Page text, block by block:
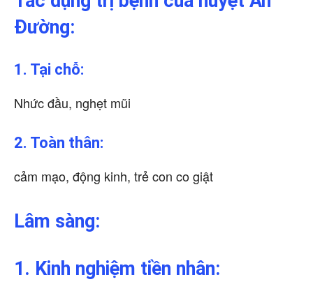
Đường:
1. Tại chỗ:
Nhức đầu, nghẹt mũi
2. Toàn thân:
cảm mạo, động kinh, trẻ con co giật
Lâm sàng:
1. Kinh nghiệm tiền nhân: